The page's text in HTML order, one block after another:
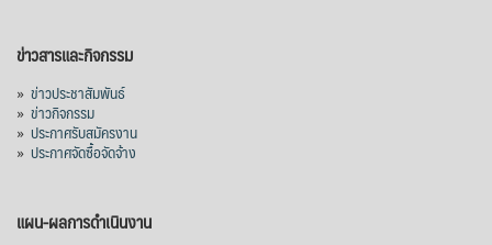
ข่าวสารและกิจกรรม
» ข่าวประชาสัมพันธ์
» ข่าวกิจกรรม
» ประกาศรับสมัครงาน
» ประกาศจัดซื้อจัดจ้าง
แผน-ผลการดำเนินงาน